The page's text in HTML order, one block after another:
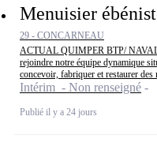
Menuisier
29 - CONCARNEAU
ACTUAL QUIMPER BTP/ NAVAL
rejoindre notre équipe dynamique
concevoir, fabriquer et restaurer des
Intérim - Non renseigné
Publié il y a 24 jours